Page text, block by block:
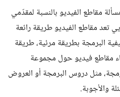
مقاطع الفيديو بالنسبة لمقدّمي
تعد مقاطع الفيديو طريقة رائعة
البرمجة بطريقة مرئية، طريقة
مقاطع فيديو حول مجموعة
مثل دروس البرمجة أو العروض
والأجوبة.